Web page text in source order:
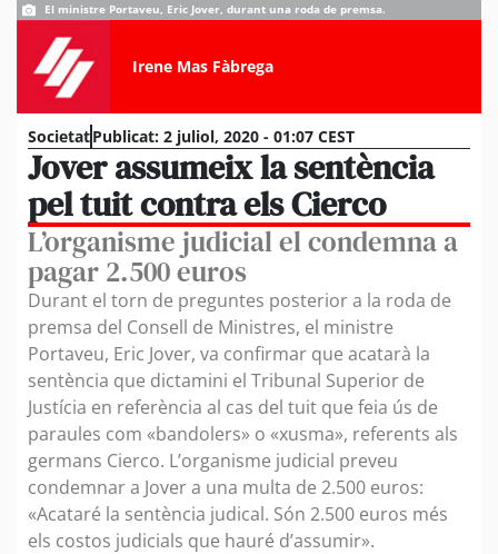
El ministre Portaveu, Eric Jover, durant una roda de premsa.
Irene Mas Fàbrega
SocietatPublicat: 2 juliol, 2020 - 01:07 CEST
Jover assumeix la sentència
pel tuit contra els Cierco
L’organisme judicial el condemna a
pagar 2.500 euros
Durant el torn de preguntes posterior a la roda de
premsa del Consell de Ministres, el ministre
Portaveu, Eric Jover, va confirmar que acatarà la
sentència que dictamini el Tribunal Superior de
Justícia en referència al cas del tuit que feia ús de
paraules com «bandolers» o «xusma», referents als
germans Cierco. L’organisme judicial preveu
condemnar a Jover a una multa de 2.500 euros:
«Acataré la sentència judical. Són 2.500 euros més
els costos judicials que hauré d’assumir».